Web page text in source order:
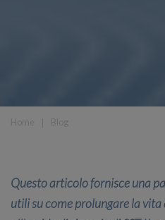
Questo articolo fornisce una
utili su come prolungare la vita